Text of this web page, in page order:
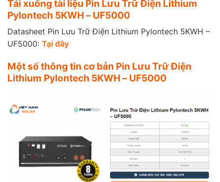
Tải xuống tài liệu Pin Lưu Trữ Điện Lithium
Pylontech 5KWH – UF5000
Datasheet Pin Lưu Trữ Điện Lithium Pylontech 5KWH –
UF5000: Tại đây
Một số thông tin cơ bản Pin Lưu Trữ Điện
Lithium Pylontech 5KWH – UF5000